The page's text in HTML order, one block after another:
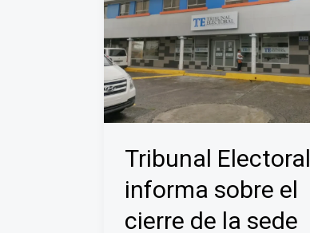
Tribunal Electoral
informa sobre el
cierre de la sede